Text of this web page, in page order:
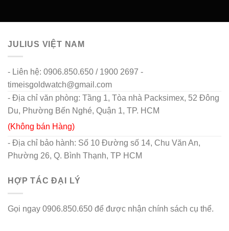
JULIUS VIỆT NAM
- Liên hệ: 0906.850.650 / 1900 2697 -
timeisgoldwatch@gmail.com
- Địa chỉ văn phòng: Tầng 1, Tòa nhà Packsimex, 52 Đông
Du, Phường Bến Nghé, Quận 1, TP. HCM
(Không bán Hàng)
- Địa chỉ bảo hành: Số 10 Đường số 14, Chu Văn An,
Phường 26, Q. Bình Thạnh, TP HCM
HỢP TÁC ĐẠI LÝ
Gọi ngay 0906.850.650 để được nhận chính sách cụ thể.